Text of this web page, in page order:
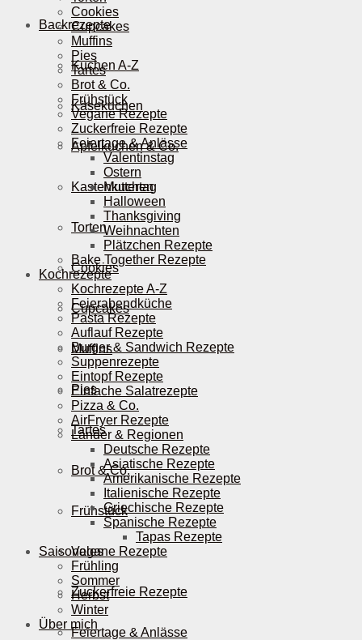
Backrezepte
Kuchen A-Z
Käsekuchen
Apfelkuchen & Co.
Kastenkuchen
Torten
Cookies
Cupcakes
Muffins
Pies
Tartes
Brot & Co.
Frühstück
Vegane Rezepte
Zuckerfreie Rezepte
Feiertage & Anlässe
Cookies
Cupcakes
Muffins
Pies
Tartes
Brot & Co.
Frühstück
Vegane Rezepte
Zuckerfreie Rezepte
Feiertage & Anlässe
Valentinstag
Ostern
Muttertag
Halloween
Thanksgiving
Weihnachten
Plätzchen Rezepte
Bake Together Rezepte
Kochrezepte
Kochrezepte A-Z
Feierabendküche
Pasta Rezepte
Auflauf Rezepte
Burger & Sandwich Rezepte
Suppenrezepte
Eintopf Rezepte
Einfache Salatrezepte
Pizza & Co.
AirFryer Rezepte
Länder & Regionen
Deutsche Rezepte
Asiatische Rezepte
Amerikanische Rezepte
Italienische Rezepte
Griechische Rezepte
Spanische Rezepte
Tapas Rezepte
Saisonales
Frühling
Sommer
Herbst
Winter
Über mich